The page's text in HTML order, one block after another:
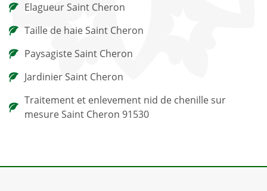
Elagueur Saint Cheron
Taille de haie Saint Cheron
Paysagiste Saint Cheron
Jardinier Saint Cheron
Traitement et enlevement nid de chenille sur
mesure Saint Cheron 91530